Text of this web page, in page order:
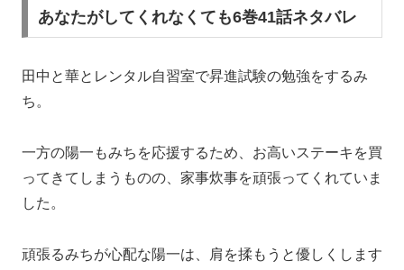
あなたがしてくれなくても6巻41話ネタバレ
田中と華とレンタル自習室で昇進試験の勉強をするみ
ち。
一方の陽一もみちを応援するため、お高いステーキを買
ってきてしまうものの、家事炊事を頑張ってくれていま
した。
頑張るみちが心配な陽一は、肩を揉もうと優しくします